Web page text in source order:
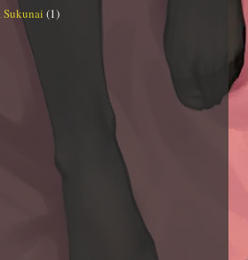
Sukunai (1)